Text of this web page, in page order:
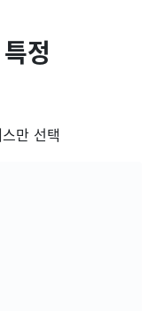
정
만 선택